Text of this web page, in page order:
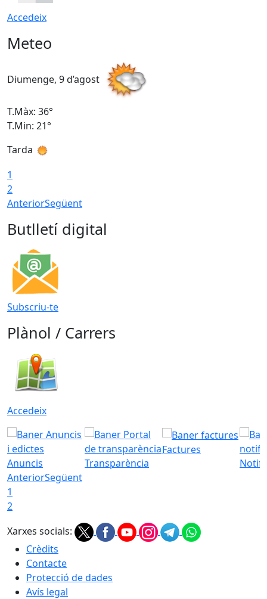
Accedeix
Meteo
Diumenge, 9 d’agost
T.Màx: 36°
T.Min: 21°
Tarda
1
2
AnteriorSegüent
Butlletí digital
Subscriu-te
Plànol / Carrers
Accedeix
Anuncis Transparència
Factures
AnteriorSegüent
1
2
Xarxes socials:
Crèdits
Contacte
Protecció de dades
Avís legal